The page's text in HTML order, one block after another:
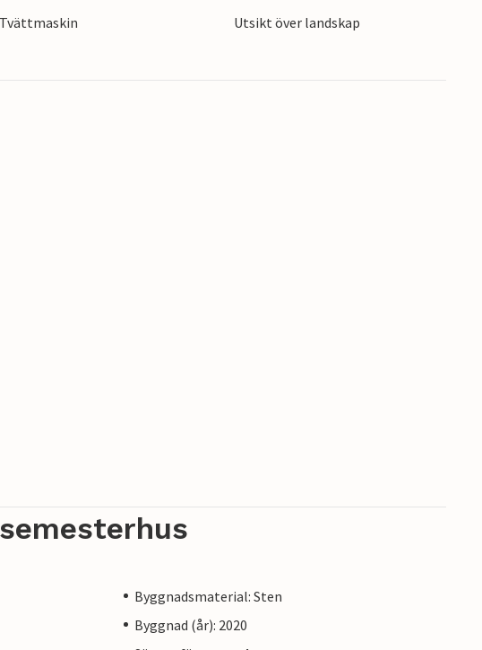
med högkvalitativ inredning!
Tvättmaskin
Utsikt över landskap
Byggnadsmaterial: Sten
Byggnad (år): 2020